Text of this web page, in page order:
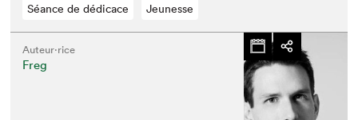
Séance de dédicace Jeunesse
Auteur·rice
Freg